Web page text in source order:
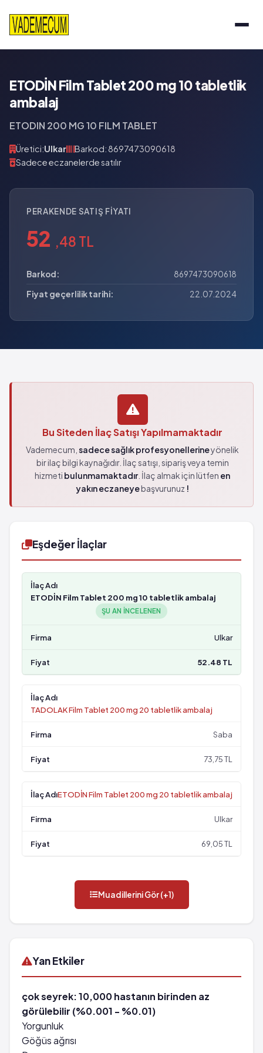
ETODİN Film Tablet 200 mg 10 tabletlik
ambalaj
ETODIN 200 MG 10 FILM TABLET
Üretici:Ulkar
Barkod: 8697473090618
Sadece eczanelerde satılır
PERAKENDE SATIŞ FIYATI
52 ,48 TL
Barkod:
8697473090618
Fiyat geçerlilik tarihi:
22.07.2024
Bu Siteden İlaç Satışı Yapılmamaktadır
Vademecum, sadece sağlık profesyonellerineyönelik
bir ilaç bilgi kaynağıdır. İlaç satışı, sipariş veya temin
hizmeti bulunmamaktadır. İlaç almak için lütfen en
yakın eczaneyebaşvurunuz !
Eşdeğer İlaçlar
ETODİN Film Tablet 200 mg 10 tabletlik ambalaj
ŞU AN INCELENEN
Ulkar
52.48 TL
TADOLAK Film Tablet 200 mg 20 tabletlik ambalaj
Saba
73,75 TL
ETODİN Film Tablet 200 mg 20 tabletlik ambalaj
Ulkar
69,05 TL
Muadillerini Gör (+1)
Yan Etkiler
çok seyrek: 10,000 hastanın birinden az
görülebilir (%0.001 - %0.01)
Yorgunluk
Göğüs ağrısı